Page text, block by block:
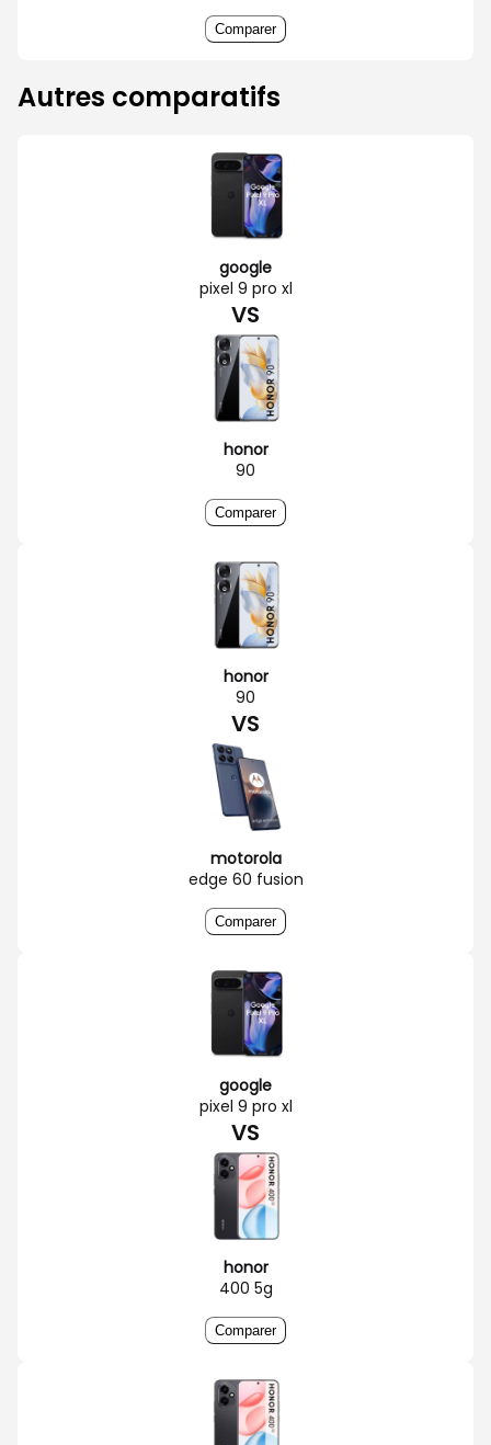
Comparer
Autres comparatifs
google
pixel 9 pro xl
VS
honor
90
Comparer
honor
90
VS
motorola
edge 60 fusion
Comparer
google
pixel 9 pro xl
VS
honor
400 5g
Comparer